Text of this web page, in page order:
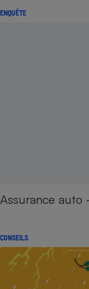
ENQUÊTE
Assurance auto
CONSEILS